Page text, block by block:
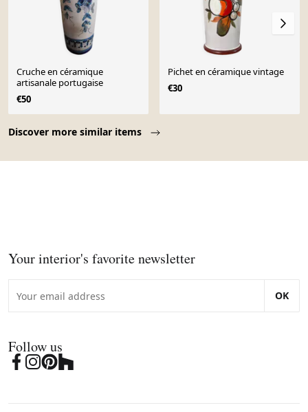
Discover more similar items
Cruche en céramique
artisanale portugaise
€50
Pichet en céramique vintage
€30
Your interior's favorite newsletter
OK
Follow us